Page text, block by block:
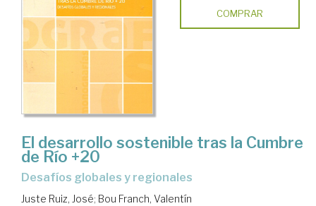
COMPRAR
El desarrollo sostenible tras la Cumbre
de Río +20
desafíos globales y regionales
Juste Ruiz, José; Bou Franch, Valentín